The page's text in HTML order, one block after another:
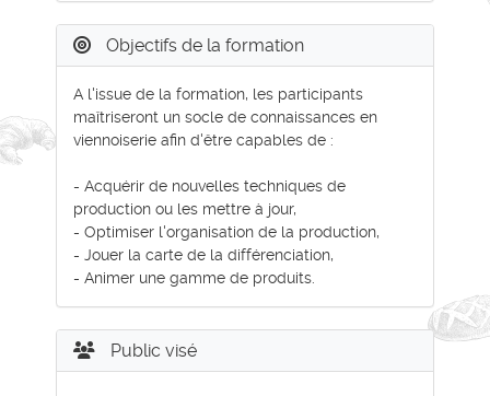
Objectifs de la formation
A l'issue de la formation, les participants
maîtriseront un socle de connaissances en
viennoiserie afin d'être capables de :
- Acquérir de nouvelles techniques de
production ou les mettre à jour,
- Optimiser l'organisation de la production,
- Jouer la carte de la différenciation,
- Animer une gamme de produits.
Public visé